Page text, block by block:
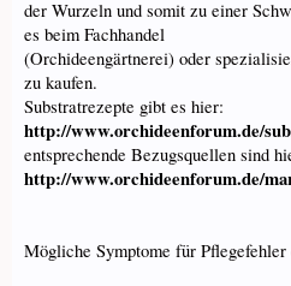
der Wurzeln und somit zu einer
es beim Fachhandel
(Orchideengärtnerei) oder
zu kaufen.
Substratrezepte gibt es hier:
http://www.orchideenforum.de/
entsprechende Bezugsquellen sind
http://www.orchideenforum.de/
Mögliche Symptome für